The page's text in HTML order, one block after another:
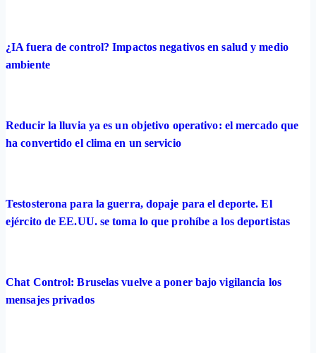
¿IA fuera de control? Impactos negativos en salud y medio
ambiente
Reducir la lluvia ya es un objetivo operativo: el mercado que
ha convertido el clima en un servicio
Testosterona para la guerra, dopaje para el deporte. El
ejército de EE.UU. se toma lo que prohíbe a los deportistas
Chat Control: Bruselas vuelve a poner bajo vigilancia los
mensajes privados